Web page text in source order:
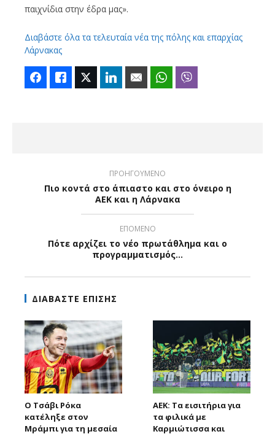
παιχνίδια στην έδρα μας».
Διαβάστε όλα τα τελευταία νέα της πόλης και επαρχίας
Λάρνακας
FacebookLike Twitter LinkedIn Email WhatsApp
ΠΡΟΗΓΟΥΜΕΝΟ
Πιο κοντά στο άπιαστο και στο όνειρο η
ΑΕΚ και η Λάρνακα
ΕΠΟΜΕΝΟ
Πότε αρχίζει το νέο πρωτάθλημα και ο
προγραμματισμός...
ΔΙΑΒΑΣΤΕ ΕΠΙΣΗΣ
Ο Τσάβι Ρόκα
κατέληξε στον
Μράμπι για τη μεσαία
ΑΕΚ: Τα εισιτήρια για
τα φιλικά με
Καρμιώτισσα και